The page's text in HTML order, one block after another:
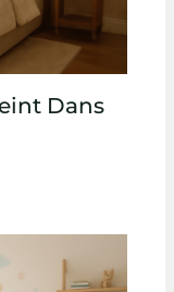
Dans